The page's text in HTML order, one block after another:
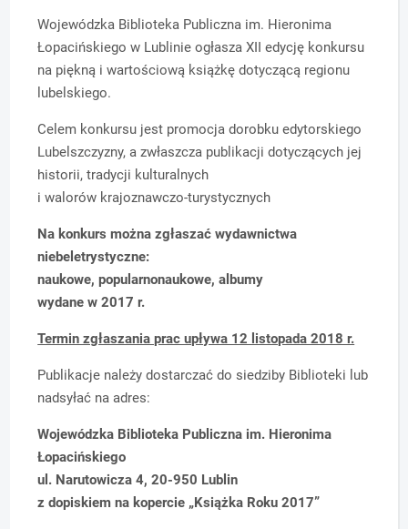
Wojewódzka Biblioteka Publiczna im. Hieronima
Łopacińskiego w Lublinie ogłasza XII edycję konkursu
na piękną i wartościową książkę dotyczącą regionu
lubelskiego.
Celem konkursu jest promocja dorobku edytorskiego
Lubelszczyzny, a zwłaszcza publikacji dotyczących jej
historii, tradycji kulturalnych
i walorów krajoznawczo-turystycznych
Na konkurs można zgłaszać wydawnictwa
niebeletrystyczne:
naukowe, popularnonaukowe, albumy
wydane w 2017 r.
Termin zgłaszania prac upływa 12 listopada 2018 r.
Publikacje należy dostarczać do siedziby Biblioteki lub
nadsyłać na adres:
Wojewódzka Biblioteka Publiczna im. Hieronima
Łopacińskiego
ul. Narutowicza 4, 20-950 Lublin
z dopiskiem na kopercie „Książka Roku 2017”